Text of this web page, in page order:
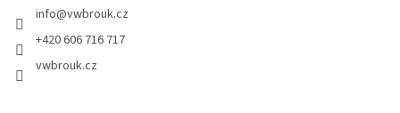
info@vwbrouk.cz
+420 606 716 717
vwbrouk.cz